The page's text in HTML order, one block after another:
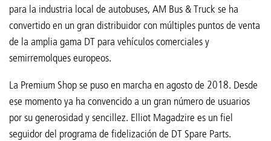
para la industria local de autobuses, AM Bus & Truck se ha
convertido en un gran distribuidor con múltiples puntos de venta
de la amplia gama DT para vehículos comerciales y
semirremolques europeos.
La Premium Shop se puso en marcha en agosto de 2018. Desde
ese momento ya ha convencido a un gran número de usuarios
por su generosidad y sencillez. Elliot Magadzire es un fiel
seguidor del programa de fidelización de DT Spare Parts.